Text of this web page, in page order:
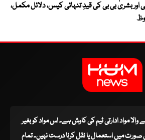
اور بشریٰ بی بی کی قیدِ تنہائی کیس، دلائل مکمل،
والا مواد ادارتی ٹیم کی کاوش ہے۔ اس مواد کو بغیر
میں استعمال یا نقل کرنا درست نہیں۔ تمام